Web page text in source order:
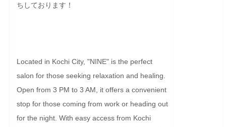
ちしております！
Located in Kochi City, "NINE" is the perfect
salon for those seeking relaxation and healing.
Open from 3 PM to 3 AM, it offers a convenient
stop for those coming from work or heading out
for the night. With easy access from Kochi